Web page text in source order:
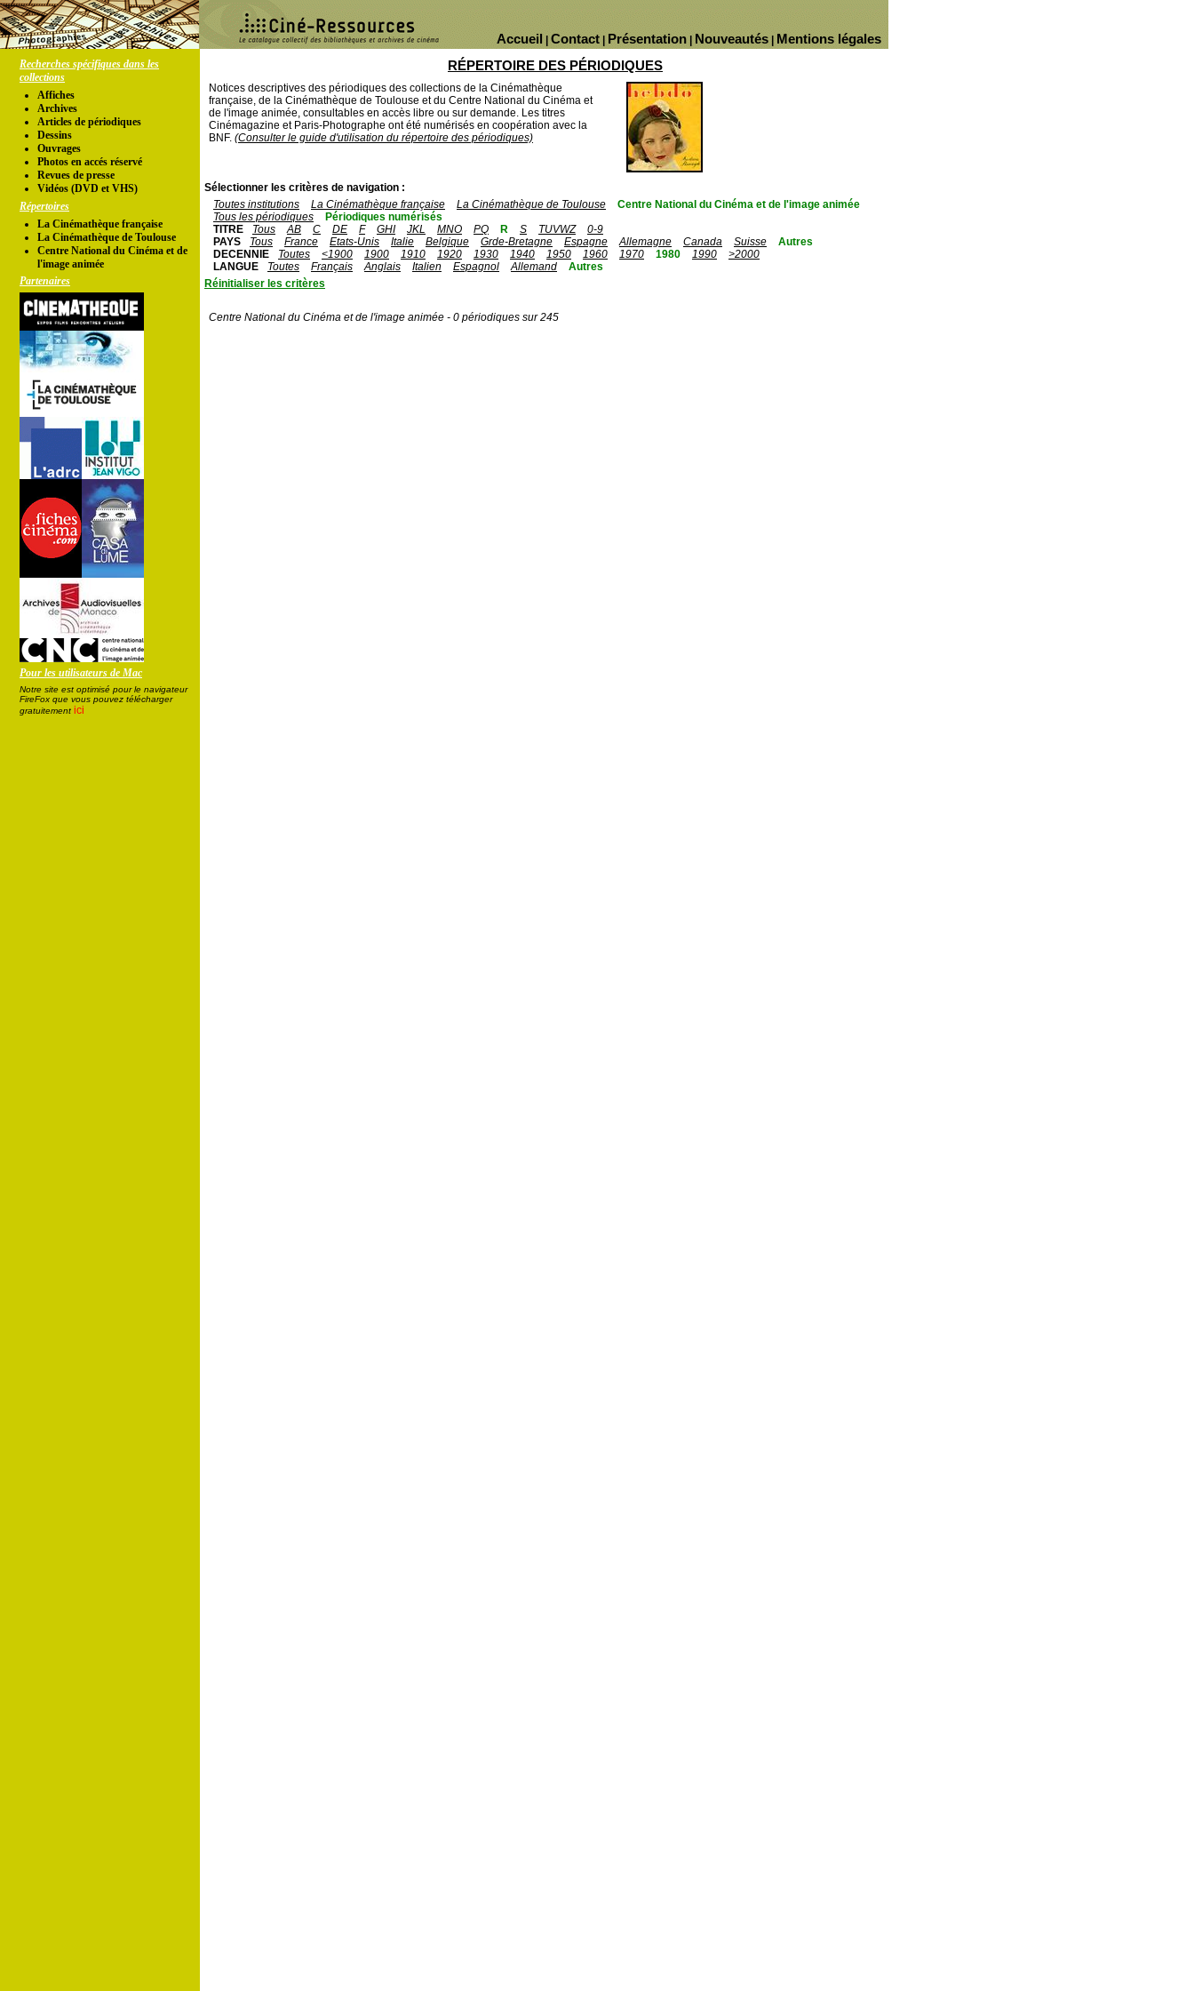
Mentions légales
Nouveautés
Présentation
Contact
Accueil
Recherches spécifiques dans les
collections
Affiches
Archives
Articles de périodiques
Dessins
Ouvrages
Photos en accés réservé
Revues de presse
Vidéos (DVD et VHS)
Répertoires
La Cinémathèque française
La Cinémathèque de Toulouse
Centre National du Cinéma et de
l'image animée
Partenaires
Pour les utilisateurs de Mac
Notre site est optimisé pour le navigateur
FireFox que vous pouvez télécharger
gratuitement ici
RÉPERTOIRE DES PÉRIODIQUES
Notices descriptives des périodiques des collections de la Cinémathèque
française, de la Cinémathèque de Toulouse et du Centre National du Cinéma et
de l'image animée, consultables en accès libre ou sur demande. Les titres
Cinémagazine et Paris-Photographe ont été numérisés en coopération avec la
BNF. (Consulter le guide d'utilisation du répertoire des périodiques)
Sélectionner les critères de navigation :
Toutes institutions
La Cinémathèque française La Cinémathèque de Toulouse
Centre National du Cinéma et de l'image animée
Tous les périodiques
Périodiques numérisés
TITRE
Tous AB C DE F GHI JKL MNO PQ R S TUVWZ
0-9
PAYS
Tous France Etats-Unis Italie Belgique Grde-Bretagne Espagne Allemagne Canada Suisse
Autres
DECENNIE
Toutes <1900 1900 1910 1920 1930 1940 1950 1960 1970 1980 1990
>2000
LANGUE
Toutes Français Anglais Italien Espagnol Allemand
Autres
Réinitialiser les critères
Centre National du Cinéma et de l'image animée - 0 périodiques sur 245